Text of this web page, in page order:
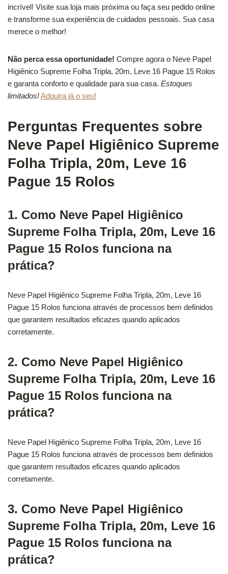
incrível! Visite sua loja mais próxima ou faça seu pedido online
e transforme sua experiência de cuidados pessoais. Sua casa
merece o melhor!
Não perca essa oportunidade! Compre agora o Neve Papel
Higiênico Supreme Folha Tripla, 20m, Leve 16 Pague 15 Rolos
e garanta conforto e qualidade para sua casa. Estoques
limitados!Adquira já o seu!
Perguntas Frequentes sobre
Neve Papel Higiênico Supreme
Folha Tripla, 20m, Leve 16
Pague 15 Rolos
1. Como Neve Papel Higiênico
Supreme Folha Tripla, 20m, Leve 16
Pague 15 Rolos funciona na
prática?
Neve Papel Higiênico Supreme Folha Tripla, 20m, Leve 16
Pague 15 Rolos funciona através de processos bem definidos
que garantem resultados eficazes quando aplicados
corretamente.
2. Como Neve Papel Higiênico
Supreme Folha Tripla, 20m, Leve 16
Pague 15 Rolos funciona na
prática?
Neve Papel Higiênico Supreme Folha Tripla, 20m, Leve 16
Pague 15 Rolos funciona através de processos bem definidos
que garantem resultados eficazes quando aplicados
corretamente.
3. Como Neve Papel Higiênico
Supreme Folha Tripla, 20m, Leve 16
Pague 15 Rolos funciona na
prática?